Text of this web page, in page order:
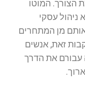
הצורך. המוטו
ניהול עסקי
מן המתחרים
זאת, אנשים
עבורם את הדרך